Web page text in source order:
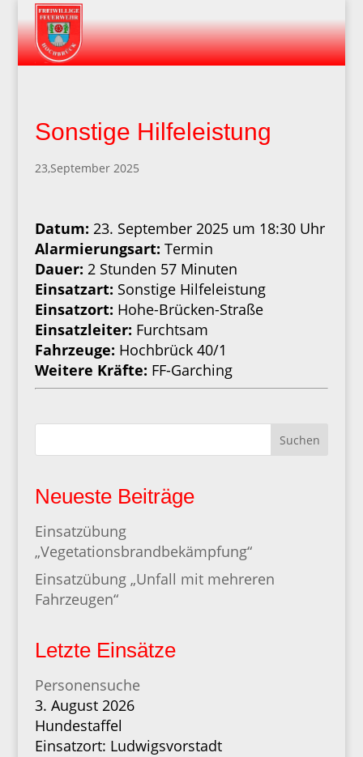
Sonstige Hilfeleistung
23,September 2025
Datum: 23. September 2025 um 18:30 Uhr
Alarmierungsart: Termin
Dauer: 2 Stunden 57 Minuten
Einsatzart: Sonstige Hilfeleistung
Einsatzort: Hohe-Brücken-Straße
Einsatzleiter: Furchtsam
Fahrzeuge: Hochbrück 40/1
Weitere Kräfte: FF-Garching
Suchen
Neueste Beiträge
Einsatzübung
„Vegetationsbrandbekämpfung“
Einsatzübung „Unfall mit mehreren
Fahrzeugen“
Letzte Einsätze
Personensuche
3. August 2026
Hundestaffel
Einsatzort: Ludwigsvorstadt